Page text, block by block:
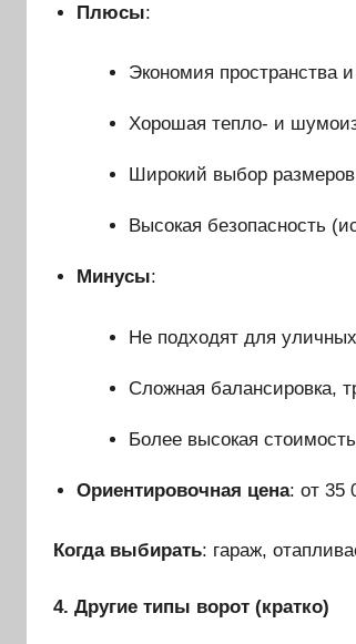
Плюсы:
Экономия пространства
Хорошая тепло- и
Широкий выбор
Высокая безопасность
Минусы:
Не подходят для
Сложная балансировка,
Более высокая
Ориентировочная цена: от 35
Когда выбирать: гараж,
4. Другие типы ворот (кратко)